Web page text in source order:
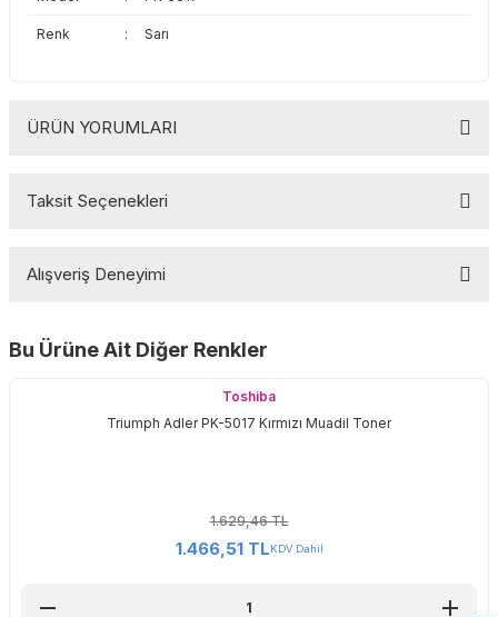
Renk : Sarı
ÜRÜN YORUMLARI
Taksit Seçenekleri
Alışveriş Deneyimi
Sitemize ilk yorumu siz yapın!
Bu Ürüne Ait Diğer Renkler
Toshiba
Triumph Adler PK-5017 Kırmızı Muadil Toner
1.629,46 TL
1.466,51 TLKDV Dahil